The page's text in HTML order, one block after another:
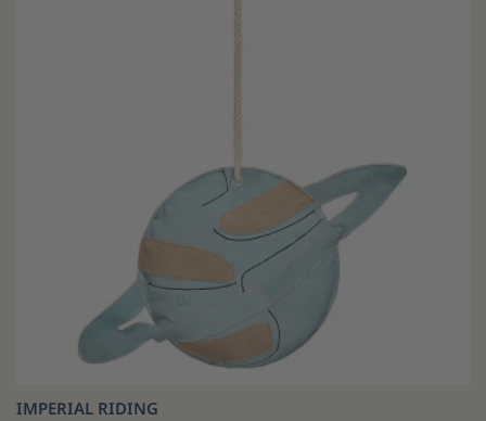
IMPERIAL RIDING